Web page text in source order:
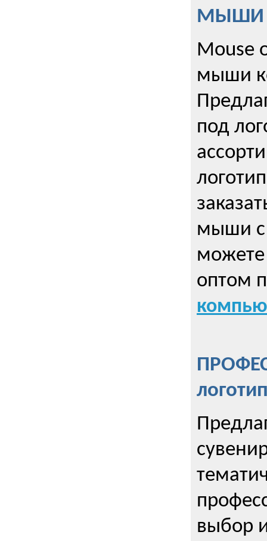
МЫШИ
Mouse
мыши
под
мыши с
можете
оптом
выбор